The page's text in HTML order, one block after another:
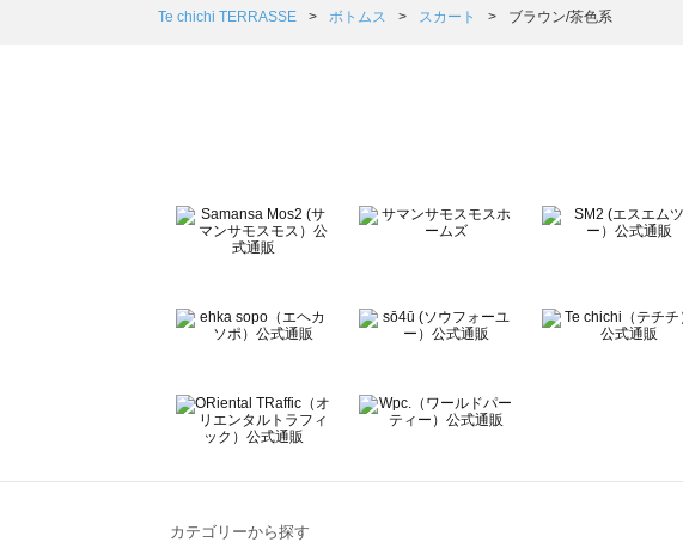
Samansa Mos2 Lagom（サマンサモスモス ラーゴム）のスカート一覧
BETTY'S BLUE（べティーズブルー）のスカート一覧
Wpc.（ワールドパーティー）のスカート一覧
Te chichi TERRASSE ボトムス スカート ブラウン/茶色系
カテゴリーから探す